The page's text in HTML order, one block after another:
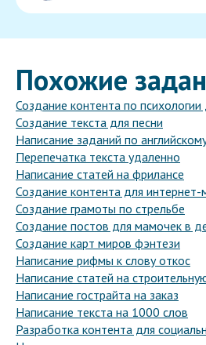
Похожие
Создание контента по
Создание текста для песни
Написание заданий по
Перепечатка текста удаленно
Написание статей на фрилансе
Создание контента для интернет-
Создание грамоты по стрельбе
Создание постов для мамочек в
Создание карт миров фэнтези
Написание рифмы к слову откос
Написание статей на
Написание гострайта на заказ
Написание текста на 1000 слов
Разработка контента для